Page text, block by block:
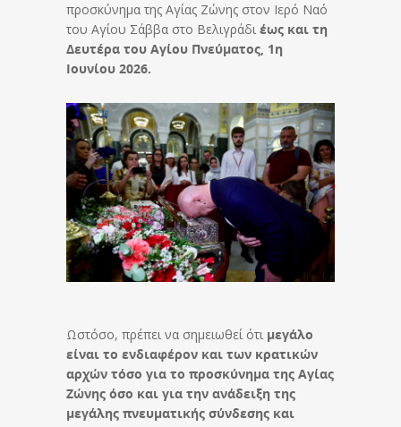
προσκύνημα της Αγίας Ζώνης στον Ιερό Ναό
του Αγίου Σάββα στο Βελιγράδιέως και τη
Δευτέρα του Αγίου Πνεύματος, 1η
Ιουνίου 2026.
Ωστόσο, πρέπει να σημειωθεί ότιμεγάλο
είναι το ενδιαφέρον και των κρατικών
αρχών τόσο για το προσκύνημα της Αγίας
Ζώνης όσο και για την ανάδειξη της
μεγάλης πνευματικής σύνδεσης και